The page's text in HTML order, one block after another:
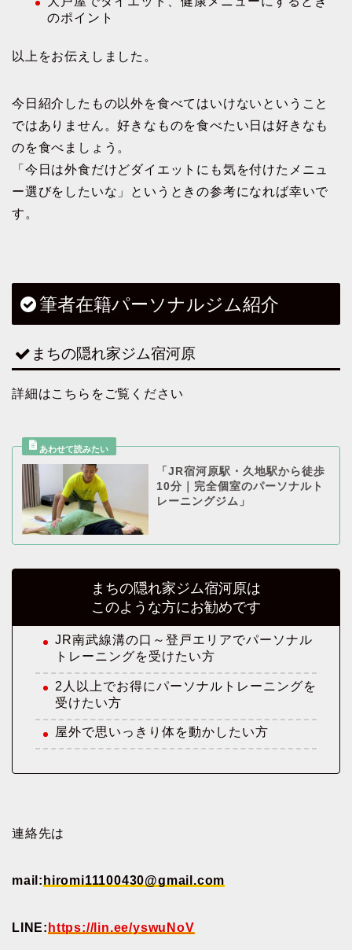
のポイント
以上をお伝えしました。
今日紹介したもの以外を食べてはいけないということ
ではありません。好きなものを食べたい日は好きなも
のを食べましょう。
「今日は外食だけどダイエットにも気を付けたメニュ
ー選びをしたいな」というときの参考になれば幸いで
す。
筆者在籍パーソナルジム紹介
まちの隠れ家ジム宿河原
詳細はこちらをご覧ください
「JR宿河原駅・久地駅から徒歩
10分｜完全個室のパーソナルト
レーニングジム」
まちの隠れ家ジム宿河原は
このような方にお勧めです
JR南武線溝の口～登戸エリアでパーソナル
トレーニングを受けたい方
2人以上でお得にパーソナルトレーニングを
受けたい方
屋外で思いっきり体を動かしたい方
連絡先は
mail: hiromi11100430@gmail.com
LINE: https://lin.ee/yswuNoV